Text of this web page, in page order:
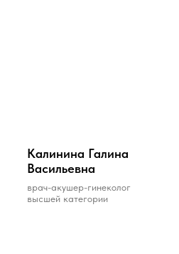
Калинина Галина
Васильевна
врач-акушер-гинеколог
высшей категории